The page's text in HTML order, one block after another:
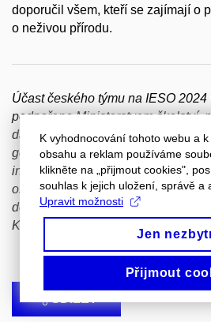
doporučil všem, kteří se zajímají o
o neživou přírodu.
Účast českého týmu na IESO
podpořena Ministerstvem školství,
dále Ústavem geologických věd
geologickou službou Praha.
informačnímu centru města Brna za
ostatní soutěžící. Organizátoři
děkanovi Přírodovědecké fakulty
Kašparovskému.
K vyhodnocování tohoto webu a
obsahu a reklam používáme
klikněte na „přijmout cookies",
souhlas k jejich uložení, správě a
Upravit možnosti
Jen
Přijmout